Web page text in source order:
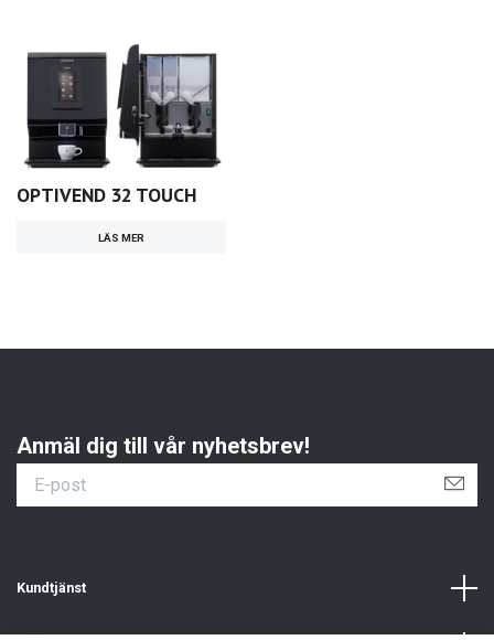
OPTIVEND 32 TOUCH
LÄS MER
Anmäl dig till vår nyhetsbrev!
Kundtjänst